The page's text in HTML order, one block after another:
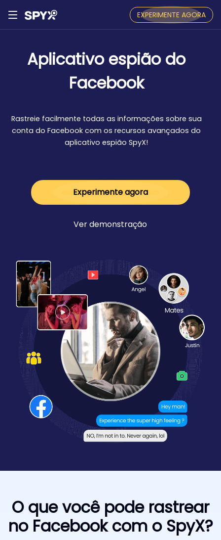
EXPERIMENTE AGORA
Aplicativo espião do
Facebook
Rastreie facilmente todas as informações sobre sua
conta do Facebook com os recursos avançados do
aplicativo espião SpyX!
Experimente agora
Ver demonstração
O que você pode rastrear
no Facebook com o SpyX?